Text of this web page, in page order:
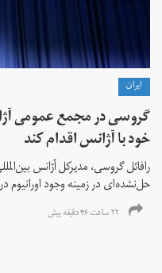
ايران
گروسی در مجمع عمومی
خود با آژانس اقدام کند
رافائل گروسی، مدیرکل آژانس
حل‌نشده‌ای در زمینه وجود
۲۲ ساعت ۴۶ دقیقه پیش